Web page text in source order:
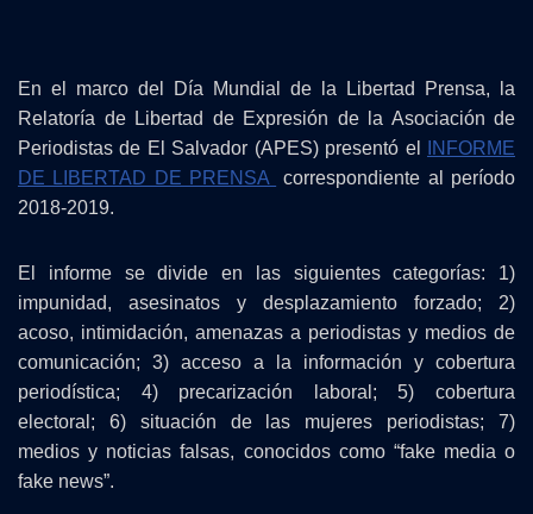
En el marco del Día Mundial de la Libertad Prensa, la
Relatoría de Libertad de Expresión de la Asociación de
Periodistas de El Salvador (APES) presentó el
INFORME
DE LIBERTAD DE PRENSA
correspondiente al período
2018-2019.
El informe se divide en las siguientes categorías: 1)
impunidad, asesinatos y desplazamiento forzado; 2)
acoso, intimidación, amenazas a periodistas y medios de
comunicación; 3) acceso a la información y cobertura
periodística; 4) precarización laboral; 5) cobertura
electoral; 6) situación de las mujeres periodistas; 7)
medios y noticias falsas, conocidos como “fake media o
fake news”.